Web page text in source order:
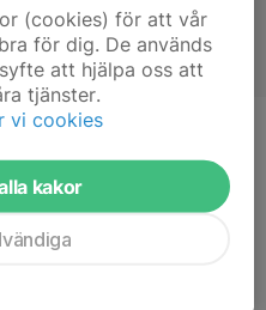
(cookies) för att vår
för dig. De används
att hjälpa oss att
tjänster.
vi cookies
kakor